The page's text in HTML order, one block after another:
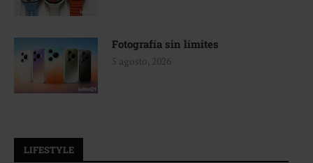
Fotografía sin límites
5 agosto, 2026
LIFESTYLE